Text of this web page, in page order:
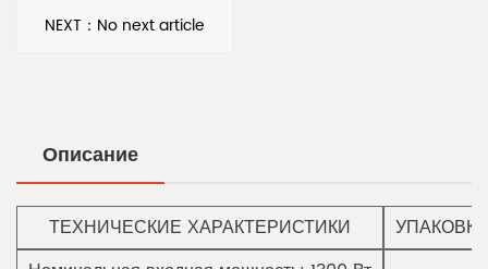
3. Держатель инструмента SDS Max: оснащен
потребностей.
4. Головка усиленного отбойного молотка диаметром
35 мм. Оснащена сверхпрочной головкой отбойного
NEXT：No next article
Описание
ТЕХНИЧЕСКИЕ ХАРАКТЕРИСТИКИ
УПАКОВКА